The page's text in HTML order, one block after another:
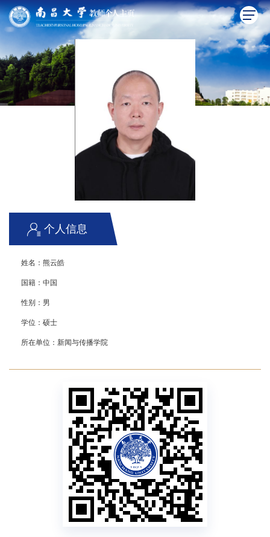
个人信息
姓名： 熊云皓
国籍： 中国
性别： 男
学位： 硕士
所在单位： 新闻与传播学院